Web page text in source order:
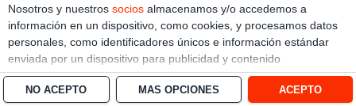
Nosotros y nuestros socios almacenamos y/o accedemos a
información en un dispositivo, como cookies, y procesamos datos
personales, como identificadores únicos e información estándar
enviada por un dispositivo para publicidad y contenido
personalizado, medición de publicidad y contenido, investigación
de audiencia y desarrollo de servicios. Con su permiso, nosotros y
MÁS OPCIONES
NO ACEPTO ACEPTO
11 km 10/2025 | 100 CV | Madrid
Ver oferta